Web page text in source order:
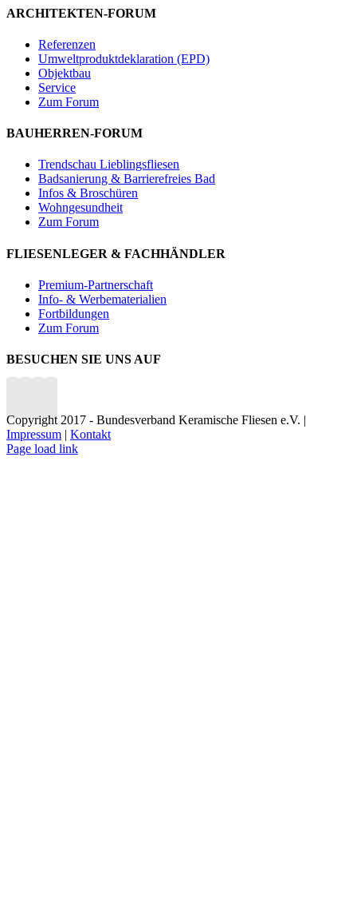
ARCHITEKTEN-FORUM
Referenzen
Umweltproduktdeklaration (EPD)
Objektbau
Service
Zum Forum
BAUHERREN-FORUM
Trendschau Lieblingsfliesen
Badsanierung & Barrierefreies Bad
Infos & Broschüren
Wohngesundheit
Zum Forum
FLIESENLEGER & FACHHÄNDLER
Premium-Partnerschaft
Info- & Werbematerialien
Fortbildungen
Zum Forum
BESUCHEN SIE UNS AUF
Copyright 2017 - Bundesverband Keramische Fliesen e.V. |
Impressum | Kontakt
Page load link